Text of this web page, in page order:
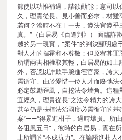
節使以功惟補過，請欲勸能；憲司
久，理貴從長。見小善而必求，材
若何？濟時不在于一夫，遵法宜遵
真。”（白居易《百道判》） 面臨詐
越的另一現實，“案件”的判決顯明處
對人才的揮霍和不尊敬；但原宥其罪
所謂兩害相權取其輕，白居易的如
外，否認以詐欺手腕進徑官家，誇
需循守。由於愛惜一位人才而廢弛
必定鼓勵歪風，自挖法令墻角。這種
宜經久，理貴從長”之法令精力的誇
甚至仍是扶植法治國度必需循守的基
案”——“得景進柑子，過時壞損。所
各阻風五日”，彼時的白居易，實在
上所謂的“不成抗力”。在論證進柑人